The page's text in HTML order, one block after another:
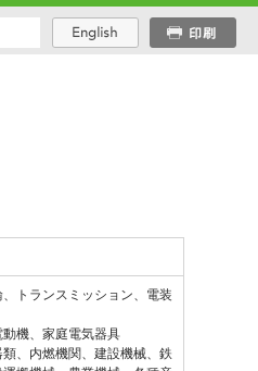
トランスミッション、電装
動機、家庭電気器具
、内燃機関、建設機械、鉄